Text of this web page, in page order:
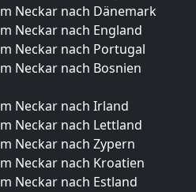
Neckar nach Dänemark
Neckar nach England
Neckar nach Portugal
Neckar nach Bosnien
Neckar nach Irland
Neckar nach Lettland
Neckar nach Zypern
Neckar nach Kroatien
Neckar nach Estland